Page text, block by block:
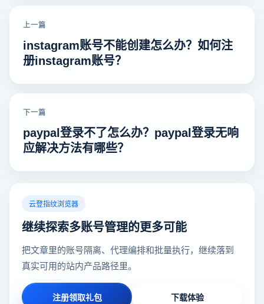
上一篇
instagram账号不能创建怎么办？如何注
册instagram账号？
下一篇
paypal登录不了怎么办？paypal登录无响
应解决方法有哪些？
云登指纹浏览器
继续探索多账号管理的更多可能
把文章里的账号隔离、代理编排和批量执行，继续落到
真实可用的站内产品路径里。
注册领取礼包 下载体验